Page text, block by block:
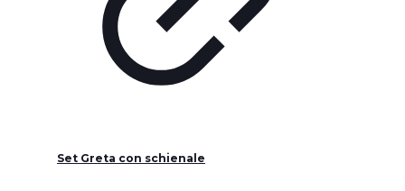
Set Greta con schienale